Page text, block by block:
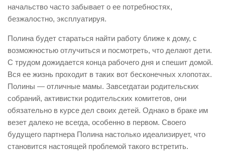
начальство часто забывает о ее потребностях,
безжалостно, эксплуатируя.
Полина будет стараться найти работу ближе к дому, с
возможностью отлучиться и посмотреть, что делают дети.
С трудом дожидается конца рабочего дня и спешит домой.
Вся ее жизнь проходит в таких вот бесконечных хлопотах.
Полины — отличные мамы. Завсегдатаи родительских
собраний, активистки родительских комитетов, они
обязательно в курсе дел своих детей. Однако в браке им
везет далеко не всегда, особенно в первом. Своего
будущего партнера Полина настолько идеализирует, что
становится настоящей проблемой такого встретить.